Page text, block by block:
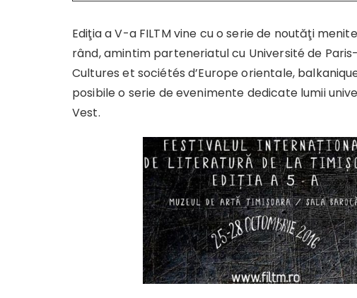
Ediţia a V-a FILTM vine cu o serie de noutăţi
rând, amintim parteneriatul cu Université de
Cultures et sociétés d’Europe orientale,
posibile o serie de evenimente dedicate lumii
Vest.